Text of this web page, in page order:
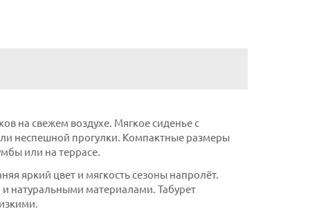
на свежем воздухе. Мягкое сиденье с
неспешной прогулки. Компактные размеры
или на террасе.
яркий цвет и мягкость сезоны напролёт.
и натуральными материалами. Табурет